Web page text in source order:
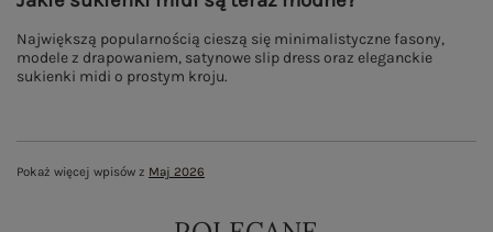
Największą popularnością cieszą się minimalistyczne fasony,
modele z drapowaniem, satynowe slip dress oraz eleganckie
sukienki midi o prostym kroju.
Pokaż więcej wpisów z Maj 2026